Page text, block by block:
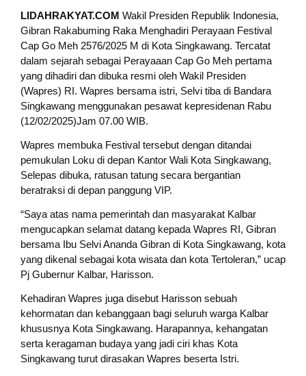
LIDAHRAKYAT.COM Wakil Presiden Republik Indonesia,
Gibran Rakabuming Raka Menghadiri Perayaan Festival
Cap Go Meh 2576/2025 M di Kota Singkawang. Tercatat
dalam sejarah sebagai Perayaaan Cap Go Meh pertama
yang dihadiri dan dibuka resmi oleh Wakil Presiden
(Wapres) RI. Wapres bersama istri, Selvi tiba di Bandara
Singkawang menggunakan pesawat kepresidenan Rabu
(12/02/2025)Jam 07.00 WIB.
Wapres membuka Festival tersebut dengan ditandai
pemukulan Loku di depan Kantor Wali Kota Singkawang,
Selepas dibuka, ratusan tatung secara bergantian
beratraksi di depan panggung VIP.
“Saya atas nama pemerintah dan masyarakat Kalbar
mengucapkan selamat datang kepada Wapres RI, Gibran
bersama Ibu Selvi Ananda Gibran di Kota Singkawang, kota
yang dikenal sebagai kota wisata dan kota Tertoleran,” ucap
Pj Gubernur Kalbar, Harisson.
Kehadiran Wapres juga disebut Harisson sebuah
kehormatan dan kebanggaan bagi seluruh warga Kalbar
khususnya Kota Singkawang. Harapannya, kehangatan
serta keragaman budaya yang jadi ciri khas Kota
Singkawang turut dirasakan Wapres beserta Istri.